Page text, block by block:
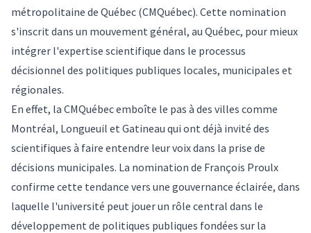
métropolitaine de Québec (CMQuébec). Cette nomination
s'inscrit dans un mouvement général, au Québec, pour mieux
intégrer l'expertise scientifique dans le processus
décisionnel des politiques publiques locales, municipales et
régionales.
En effet, la CMQuébec emboîte le pas à des villes comme
Montréal, Longueuil et Gatineau qui ont déjà invité des
scientifiques à faire entendre leur voix dans la prise de
décisions municipales. La nomination de François Proulx
confirme cette tendance vers une gouvernance éclairée, dans
laquelle l'université peut jouer un rôle central dans le
développement de politiques publiques fondées sur la